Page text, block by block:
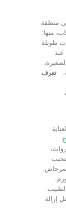
منطقة
منها:
طويلة
عند
تعرف
إزالة